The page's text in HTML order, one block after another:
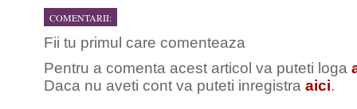
COMENTARII:
Fii tu primul care comenteaza
Pentru a comenta acest articol va puteti loga
Daca nu aveti cont va puteti inregistra aici.